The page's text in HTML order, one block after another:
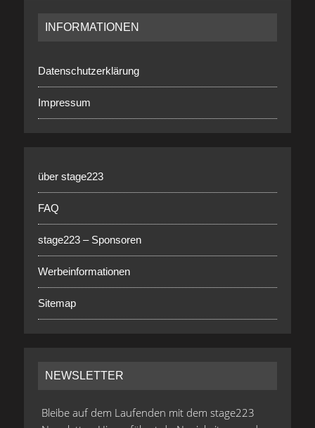
INFORMATIONEN
Datenschutzerklärung
Impressum
über stage223
FAQ
stage223 – Sponsoren
Werbeinformationen
Sitemap
NEWSLETTER
Bleibe auf dem Laufenden mit dem stage223